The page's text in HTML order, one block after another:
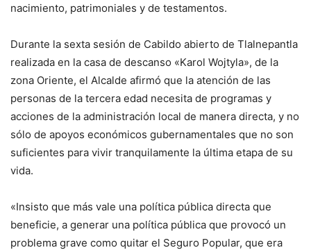
nacimiento, patrimoniales y de testamentos.
Durante la sexta sesión de Cabildo abierto de Tlalnepantla
realizada en la casa de descanso «Karol Wojtyla», de la
zona Oriente, el Alcalde afirmó que la atención de las
personas de la tercera edad necesita de programas y
acciones de la administración local de manera directa, y no
sólo de apoyos económicos gubernamentales que no son
suficientes para vivir tranquilamente la última etapa de su
vida.
«Insisto que más vale una política pública directa que
beneficie, a generar una política pública que provocó un
problema grave como quitar el Seguro Popular, que era